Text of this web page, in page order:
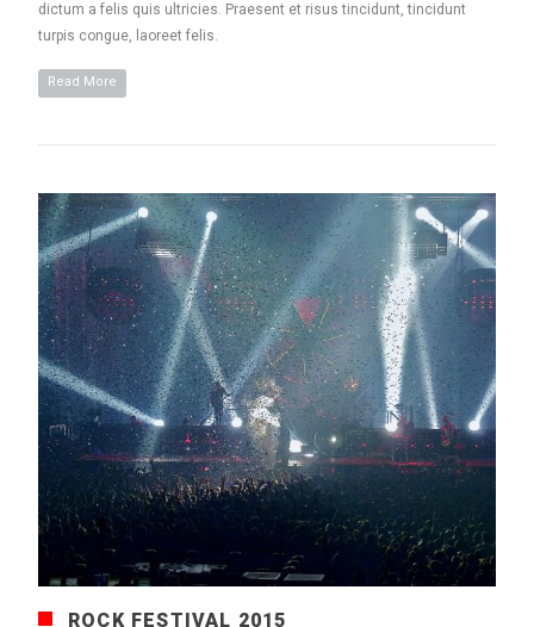
dictum a felis quis ultricies. Praesent et risus tincidunt, tincidunt
turpis congue, laoreet felis.
Read More
ROCK FESTIVAL 2015